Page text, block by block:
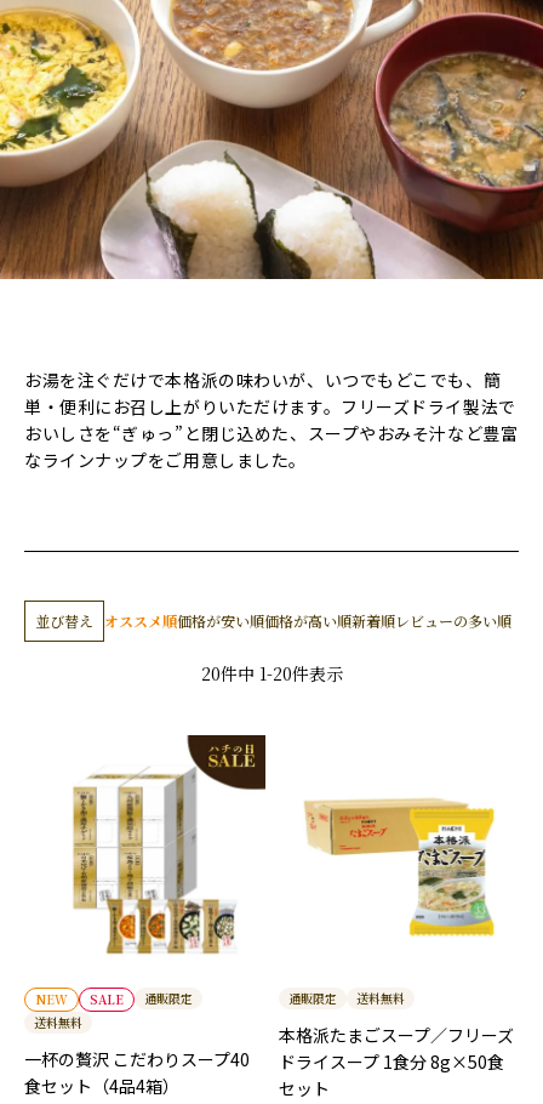
お湯を注ぐだけで本格派の味わいが、いつでもどこでも、簡
単・便利にお召し上がりいただけます。フリーズドライ製法で
おいしさを“ぎゅっ”と閉じ込めた、スープやおみそ汁など豊富
なラインナップをご用意しました。
並び替え オススメ順価格が安い順価格が高い順新着順レビューの多い順
20件中 1-20件表示
NEW SALE
通販限定
送料無料
一杯の贅沢 こだわりスープ40
食セット（4品4箱）
通販限定 送料無料
本格派たまごスープ／フリーズ
ドライスープ 1食分 8g×50食
セット